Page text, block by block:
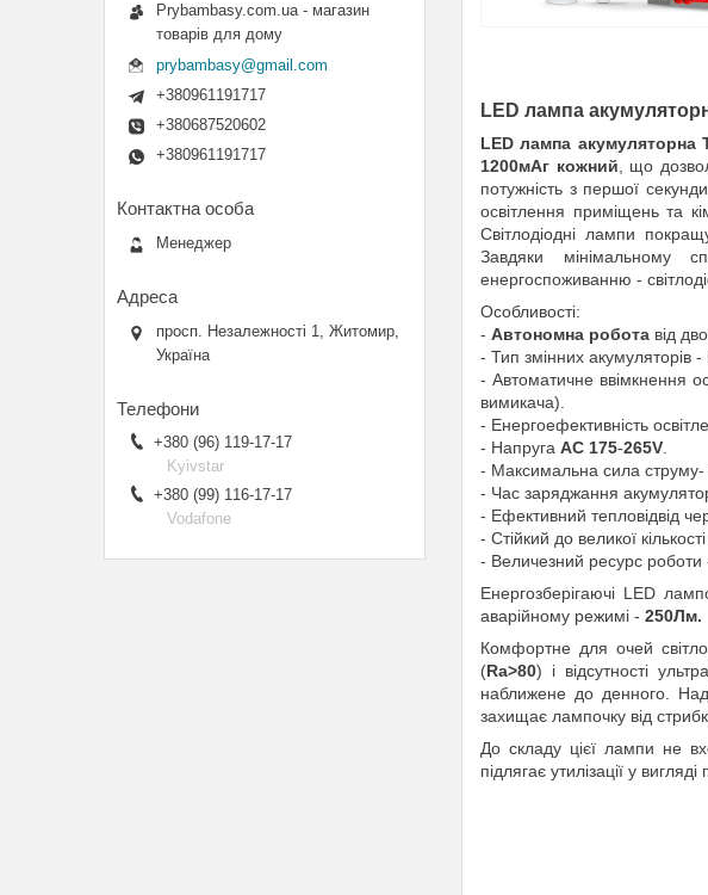
LED лампа
LED лампа акумуляторна
1200мАг кожний , що
потужність з першої
освітлення приміщень та
Світлодіодні лампи
Завдяки мінімальному
енергоспоживанню -
Особливості:
- Автономна робота від
- Тип змінних акумуляторів -
- Автоматичне ввімкнення
вимикача).
- Енергоефективність
- Напруга AC 175-265V
- Максимальна сила струму-
- Час заряджання
- Ефективний тепловідвід
- Стійкий до великої
- Величезний ресурс роботи
Енергозберігаючі LED
аварійному режимі - 250Лм.
Комфортне для очей
(Ra>80) і відсутності
наближене до денного.
захищає лампочку від
До складу цієї лампи не
підлягає утилізації у вигляді
Prybambasy.com.ua - магазин
товарів для дому
prybambasy@gmail.com
+380961191717
+380687520602
+380961191717
Менеджер
просп. Незалежності 1, Житомир,
Україна
+380 (96) 119-17-17
Kyivstar
+380 (99) 116-17-17
Vodafone